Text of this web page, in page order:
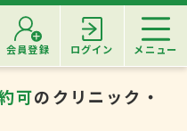
会員登録 ログイン メニュー
可のクリニック・